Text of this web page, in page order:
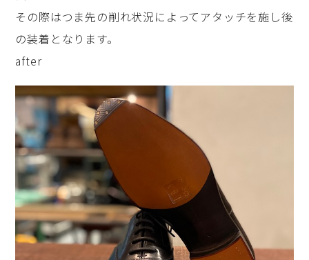
その際はつま先の削れ状況によってアタッチを施し後
の装着となります。
after